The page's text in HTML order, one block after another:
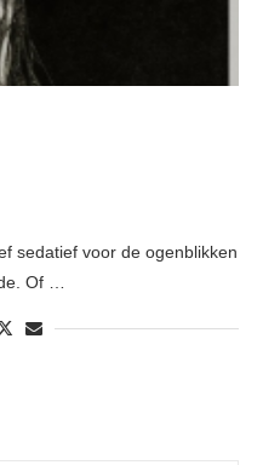
sedatief voor de ogenblikken
Of …